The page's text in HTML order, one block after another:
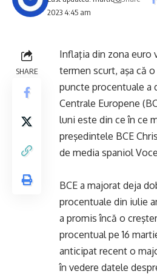
2023 4:45 am
SHARE
Inflaţia din zona euro
termen scurt, aşa că
puncte procentuale a
Centrale Europene
luni este din ce în ce
preşedintele BCE
de media spaniol
BCE a majorat deja
procentuale din iulie
a promis încă o
procentual pe 16
anticipat recent o
în vedere datele